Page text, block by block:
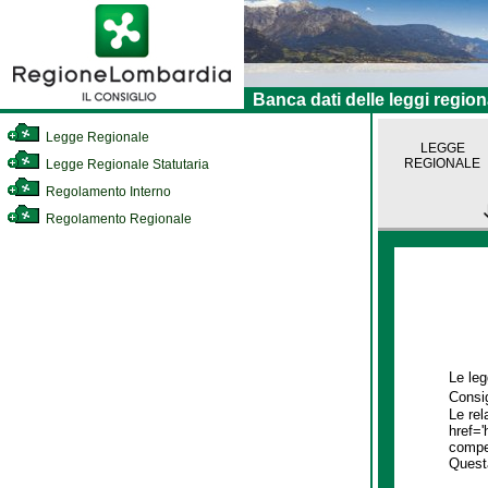
Banca dati delle leggi
Legge Regionale
Legge Regionale Statutaria
Regolamento Interno
Regolamento Regionale
LEGGE
REGIONALE
Le
Le